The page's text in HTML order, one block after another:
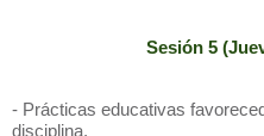
Sesión 5
- Prácticas educativas
disciplina.